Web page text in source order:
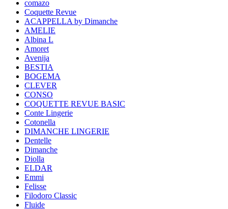
comazo
Coquette Revue
ACAPPELLA by Dimanche
AMELIE
Albina L
Amoret
Avenija
BESTIA
BOGEMA
CLEVER
CONSO
COQUETTE REVUE BASIC
Conte Lingerie
Cotonella
DIMANCHE LINGERIE
Dentelle
Dimanche
Diolla
ELDAR
Emmi
Felisse
Filodoro Classic
Fluide